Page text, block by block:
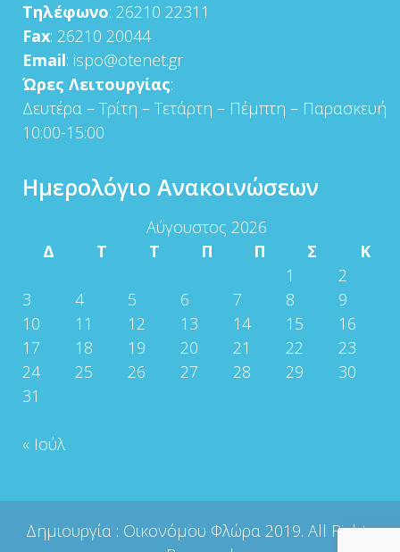
Τηλέφωνο: 26210 22311
Fax: 26210 20044
Email: ispo@otenet.gr
Ώρες Λειτουργίας:
Δευτέρα – Τρίτη – Τετάρτη – Πέμπτη – Παρασκευή
10:00-15:00
Ημερολόγιο Ανακοινώσεων
Αύγουστος 2026
Δ
Τ Τ Π Π Σ
Κ
1
2
3
4 5 6 7 8
9
10
11 12 13 14 15
16
17
18 19 20 21 22
23
24
25 26 27 28 29
30
31
« Ιούλ
Δημιουργία : Οικονόμου Φλώρα 2019. All Rights